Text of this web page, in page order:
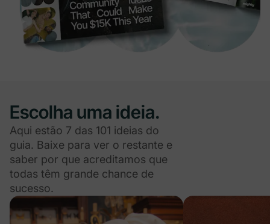
Escolha uma ideia.
Aqui estão 7 das 101 ideias do
guia. Baixe para ver o restante e
saber por que acreditamos que
todas têm grande chance de
sucesso.